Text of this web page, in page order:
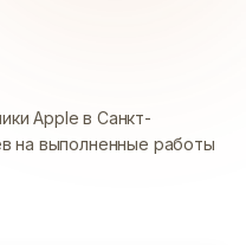
Apple в Санкт-
на выполненные работы